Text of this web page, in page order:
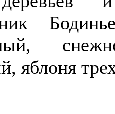
яблоня